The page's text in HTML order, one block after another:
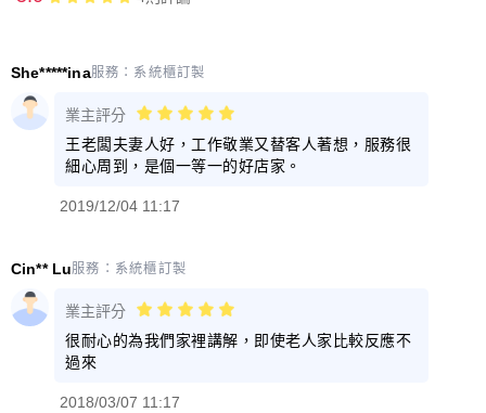
She*****ina服務： 系統櫃訂製
業主評分
王老闆夫妻人好，工作敬業又替客人著想，服務很
細心周到，是個一等一的好店家。
2019/12/04 11:17
Cin** Lu服務： 系統櫃訂製
業主評分
很耐心的為我們家裡講解，即使老人家比較反應不
過來
2018/03/07 11:17